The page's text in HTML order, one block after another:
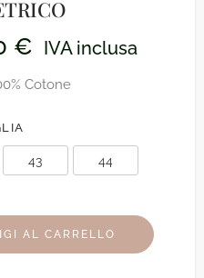
€ IVA inclusa
Cotone
43 44
AL CARRELLO